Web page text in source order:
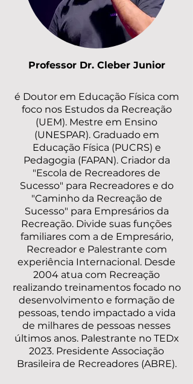
Professor Dr. CleberJunior
é Doutor em Educação Física com
foco nos Estudos da Recreação
(UEM). Mestre em Ensino
(UNESPAR). Graduado em
Educação Física (PUCRS) e
Pedagogia (FAPAN). Criador da
"Escola de Recreadores de
Sucesso" para Recreadores e do
"Caminho da Recreação de
Sucesso" para Empresários da
Recreação. Divide suas funções
familiares com a de Empresário,
Recreador e Palestrante com
experiência Internacional. Desde
2004 atua com Recreação
realizando treinamentos focado no
desenvolvimento e formação de
pessoas, tendo impactado a vida
de milhares de pessoas nesses
últimos anos. Palestrante no TEDx
2023. Presidente Associação
Brasileira de Recreadores (ABRE).